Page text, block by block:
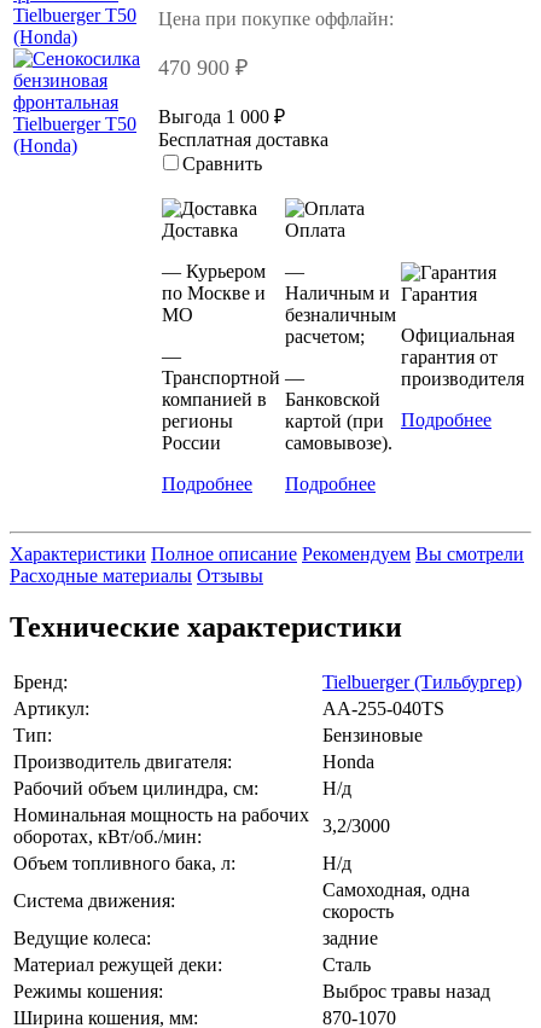
Цена при покупке оффлайн:
470 900 ₽
Выгода 1 000 ₽
Бесплатная доставка
Сравнить
Доставка
— Курьером
по Москве и
МО
—
Транспортной
компанией в
регионы
России
Подробнее
Оплата
—
Наличным и
безналичным
расчетом;
—
Банковской
картой (при
самовывозе).
Подробнее
Гарантия
Официальная
гарантия от
производителя
Подробнее
Характеристики Полное описание Рекомендуем Вы смотрели
Расходные материалы Отзывы
Технические характеристики
Бренд:
Tielbuerger (Тильбургер)
Артикул:
АА-255-040TS
Тип:
Бензиновые
Производитель двигателя:
Honda
Рабочий объем цилиндра, см:
Н/д
Номинальная мощность на рабочих
оборотах, кВт/об./мин:
3,2/3000
Объем топливного бака, л:
Н/д
Система движения:
Самоходная, одна
скорость
Ведущие колеса:
задние
Материал режущей деки:
Сталь
Режимы кошения:
Выброс травы назад
Ширина кошения, мм:
870-1070